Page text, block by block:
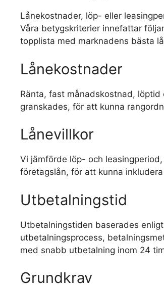
Lånekostnader, löp- eller
Våra betygskriterier innefattar
topplista med marknadens bästa
Lånekostnader
Ränta, fast månadskostnad,
granskades, för att kunna
Lånevillkor
Vi jämförde löp- och
företagslån, för att kunna
Utbetalningstid
Utbetalningstiden baserades
utbetalningsprocess,
med snabb utbetalning inom 24
Grundkrav